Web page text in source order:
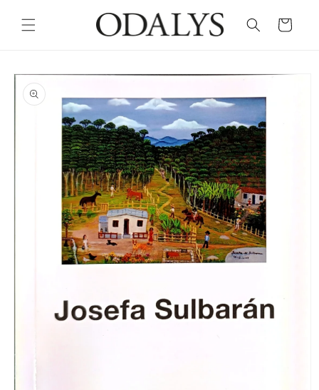
content
Cart
Skip to
product
information